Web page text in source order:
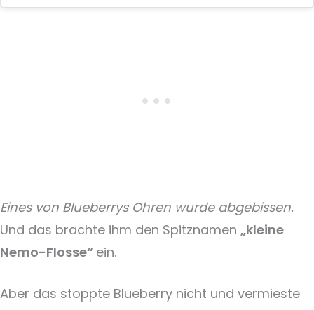
Eines von Blueberrys Ohren wurde abgebissen.
Und das brachte ihm den Spitznamen „kleine
Nemo-Flosse“ ein.
Aber das stoppte Blueberry nicht und vermieste